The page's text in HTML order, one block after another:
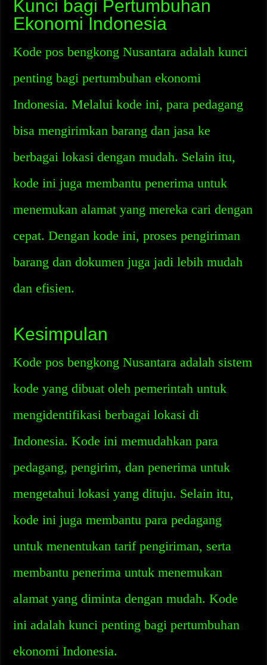
Kunci bagi Pertumbuhan
Ekonomi Indonesia
Kode pos bengkong Nusantara adalah kunci
penting bagi pertumbuhan ekonomi
Indonesia. Melalui kode ini, para pedagang
bisa mengirimkan barang dan jasa ke
berbagai lokasi dengan mudah. Selain itu,
kode ini juga membantu penerima untuk
menemukan alamat yang mereka cari dengan
cepat. Dengan kode ini, proses pengiriman
barang dan dokumen juga jadi lebih mudah
dan efisien.
Kesimpulan
Kode pos bengkong Nusantara adalah sistem
kode yang dibuat oleh pemerintah untuk
mengidentifikasi berbagai lokasi di
Indonesia. Kode ini memudahkan para
pedagang, pengirim, dan penerima untuk
mengetahui lokasi yang dituju. Selain itu,
kode ini juga membantu para pedagang
untuk menentukan tarif pengiriman, serta
membantu penerima untuk menemukan
alamat yang diminta dengan mudah. Kode
ini adalah kunci penting bagi pertumbuhan
ekonomi Indonesia.